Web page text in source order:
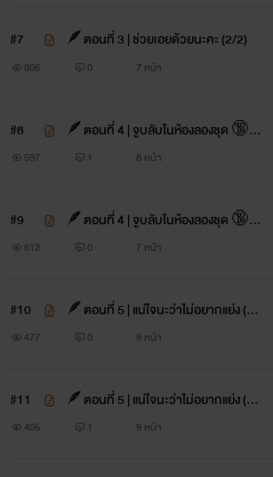
#7 🪶ตอนที่ 3 | ช่วยเอยด้วยนะคะ (2/2)
806 0 7 หน้า
#8
🪶ตอนที่ 4 | จูบลับในห้องลองชุด 🔞
(1/2)
597 1 8 หน้า
#9
🪶ตอนที่ 4 | จูบลับในห้องลองชุด 🔞
(2/2)
612 0 7 หน้า
#10
🪶ตอนที่ 5 | แน่ใจนะว่าไม่อยากแย่ง (1/
2)
477 0 9 หน้า
#11
🪶ตอนที่ 5 | แน่ใจนะว่าไม่อยากแย่ง (2/
2)
405 1 9 หน้า